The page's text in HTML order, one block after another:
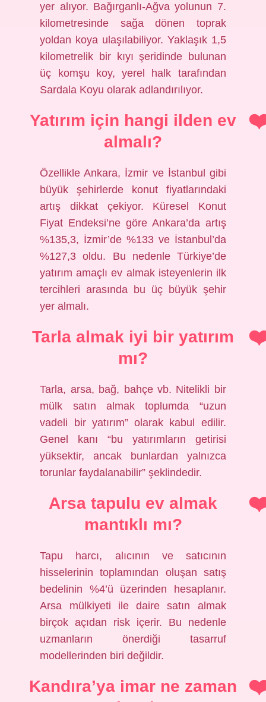
yer alıyor. Bağırganlı-Ağva yolunun 7.
kilometresinde sağa dönen toprak
yoldan koya ulaşılabiliyor. Yaklaşık 1,5
kilometrelik bir kıyı şeridinde bulunan
üç komşu koy, yerel halk tarafından
Sardala Koyu olarak adlandırılıyor.
Yatırım için hangi ilden ev
almalı?
Özellikle Ankara, İzmir ve İstanbul gibi
büyük şehirlerde konut fiyatlarındaki
artış dikkat çekiyor. Küresel Konut
Fiyat Endeksi’ne göre Ankara’da artış
%135,3, İzmir’de %133 ve İstanbul’da
%127,3 oldu. Bu nedenle Türkiye’de
yatırım amaçlı ev almak isteyenlerin ilk
tercihleri ​​arasında bu üç büyük şehir
yer almalı.
Tarla almak iyi bir yatırım
mı?
Tarla, arsa, bağ, bahçe vb. Nitelikli bir
mülk satın almak toplumda “uzun
vadeli bir yatırım” olarak kabul edilir.
Genel kanı “bu yatırımların getirisi
yüksektir, ancak bunlardan yalnızca
torunlar faydalanabilir” şeklindedir.
Arsa tapulu ev almak
mantıklı mı?
Tapu harcı, alıcının ve satıcının
hisselerinin toplamından oluşan satış
bedelinin %4’ü üzerinden hesaplanır.
Arsa mülkiyeti ile daire satın almak
birçok açıdan risk içerir. Bu nedenle
uzmanların önerdiği tasarruf
modellerinden biri değildir.
Kandıra’ya imar ne zaman